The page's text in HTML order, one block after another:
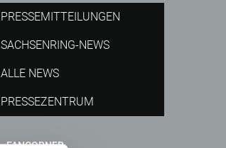
PRESSEMITTEILUNGEN
SACHSENRING-NEWS
ALLE NEWS
PRESSEZENTRUM
FANCORNER